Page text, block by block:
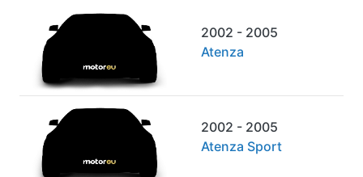
2002 - 2005
Atenza
2002 - 2005
Atenza Sport